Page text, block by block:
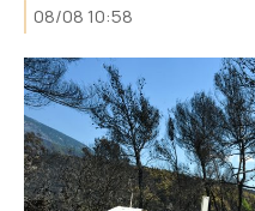
08/08 10:58